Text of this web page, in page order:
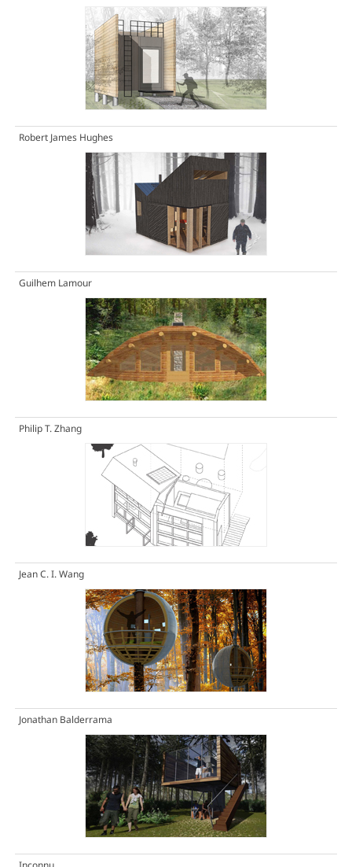
Robert James Hughes
Guilhem Lamour
Philip T. Zhang
Jean C. I. Wang
Jonathan Balderrama